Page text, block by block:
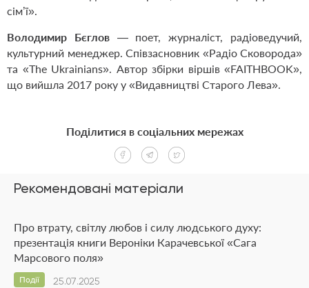
сім’ї».
Володимир Бєглов— поет, журналіст, радіоведучий,
культурний менеджер. Співзасновник «Радіо Сковорода»
та «The Ukrainians». Автор збірки віршів «FAITHBOOK»,
що вийшла 2017 року у «Видавництві Старого Лева».
Рекомендовані матеріали
Про втрату, світлу любов і силу людського духу:
презентація книги Вероніки Карачевської «Сага
Марсового поля»
25.07.2025
Події
Поділитися в соціальних мережах